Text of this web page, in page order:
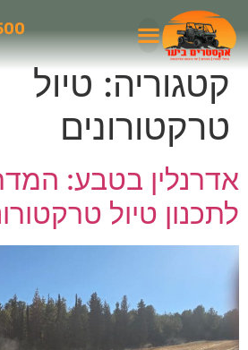
קטגוריה: טיול
טרקטורונים
אדרנלין בטבע:
לתכנון טיול